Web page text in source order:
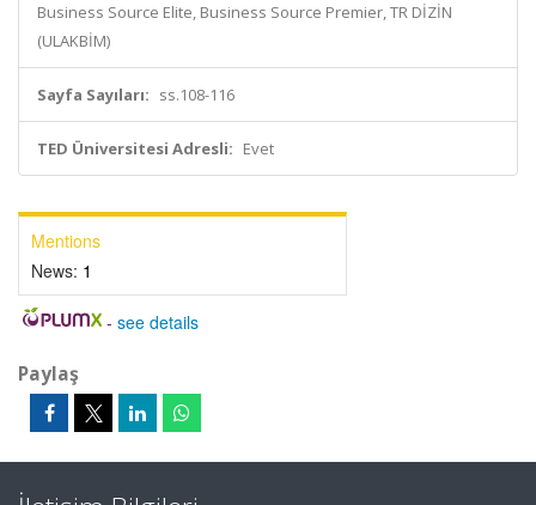
Business Source Elite, Business Source Premier, TR DİZİN
(ULAKBİM)
Sayfa Sayıları: ss.108-116
TED Üniversitesi Adresli: Evet
Mentions
News: 1
- see details
Paylaş